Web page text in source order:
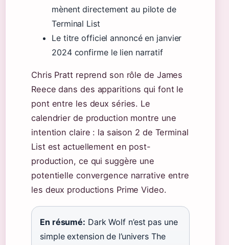
mènent directement au pilote de
Terminal List
Le titre officiel annoncé en janvier
2024 confirme le lien narratif
Chris Pratt reprend son rôle de James
Reece dans des apparitions qui font le
pont entre les deux séries. Le
calendrier de production montre une
intention claire : la saison 2 de Terminal
List est actuellement en post-
production, ce qui suggère une
potentielle convergence narrative entre
les deux productions Prime Video.
En résumé: Dark Wolf n’est pas une
simple extension de l’univers The